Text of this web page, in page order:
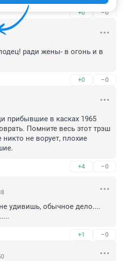
+0 –0
ради жены- в огонь и в
+0 –0
прибывшие в касках 1965
Помните весь этот трэш
не ворует, плохие
+4 –0
удивишь, обычное дело....
+1 –0